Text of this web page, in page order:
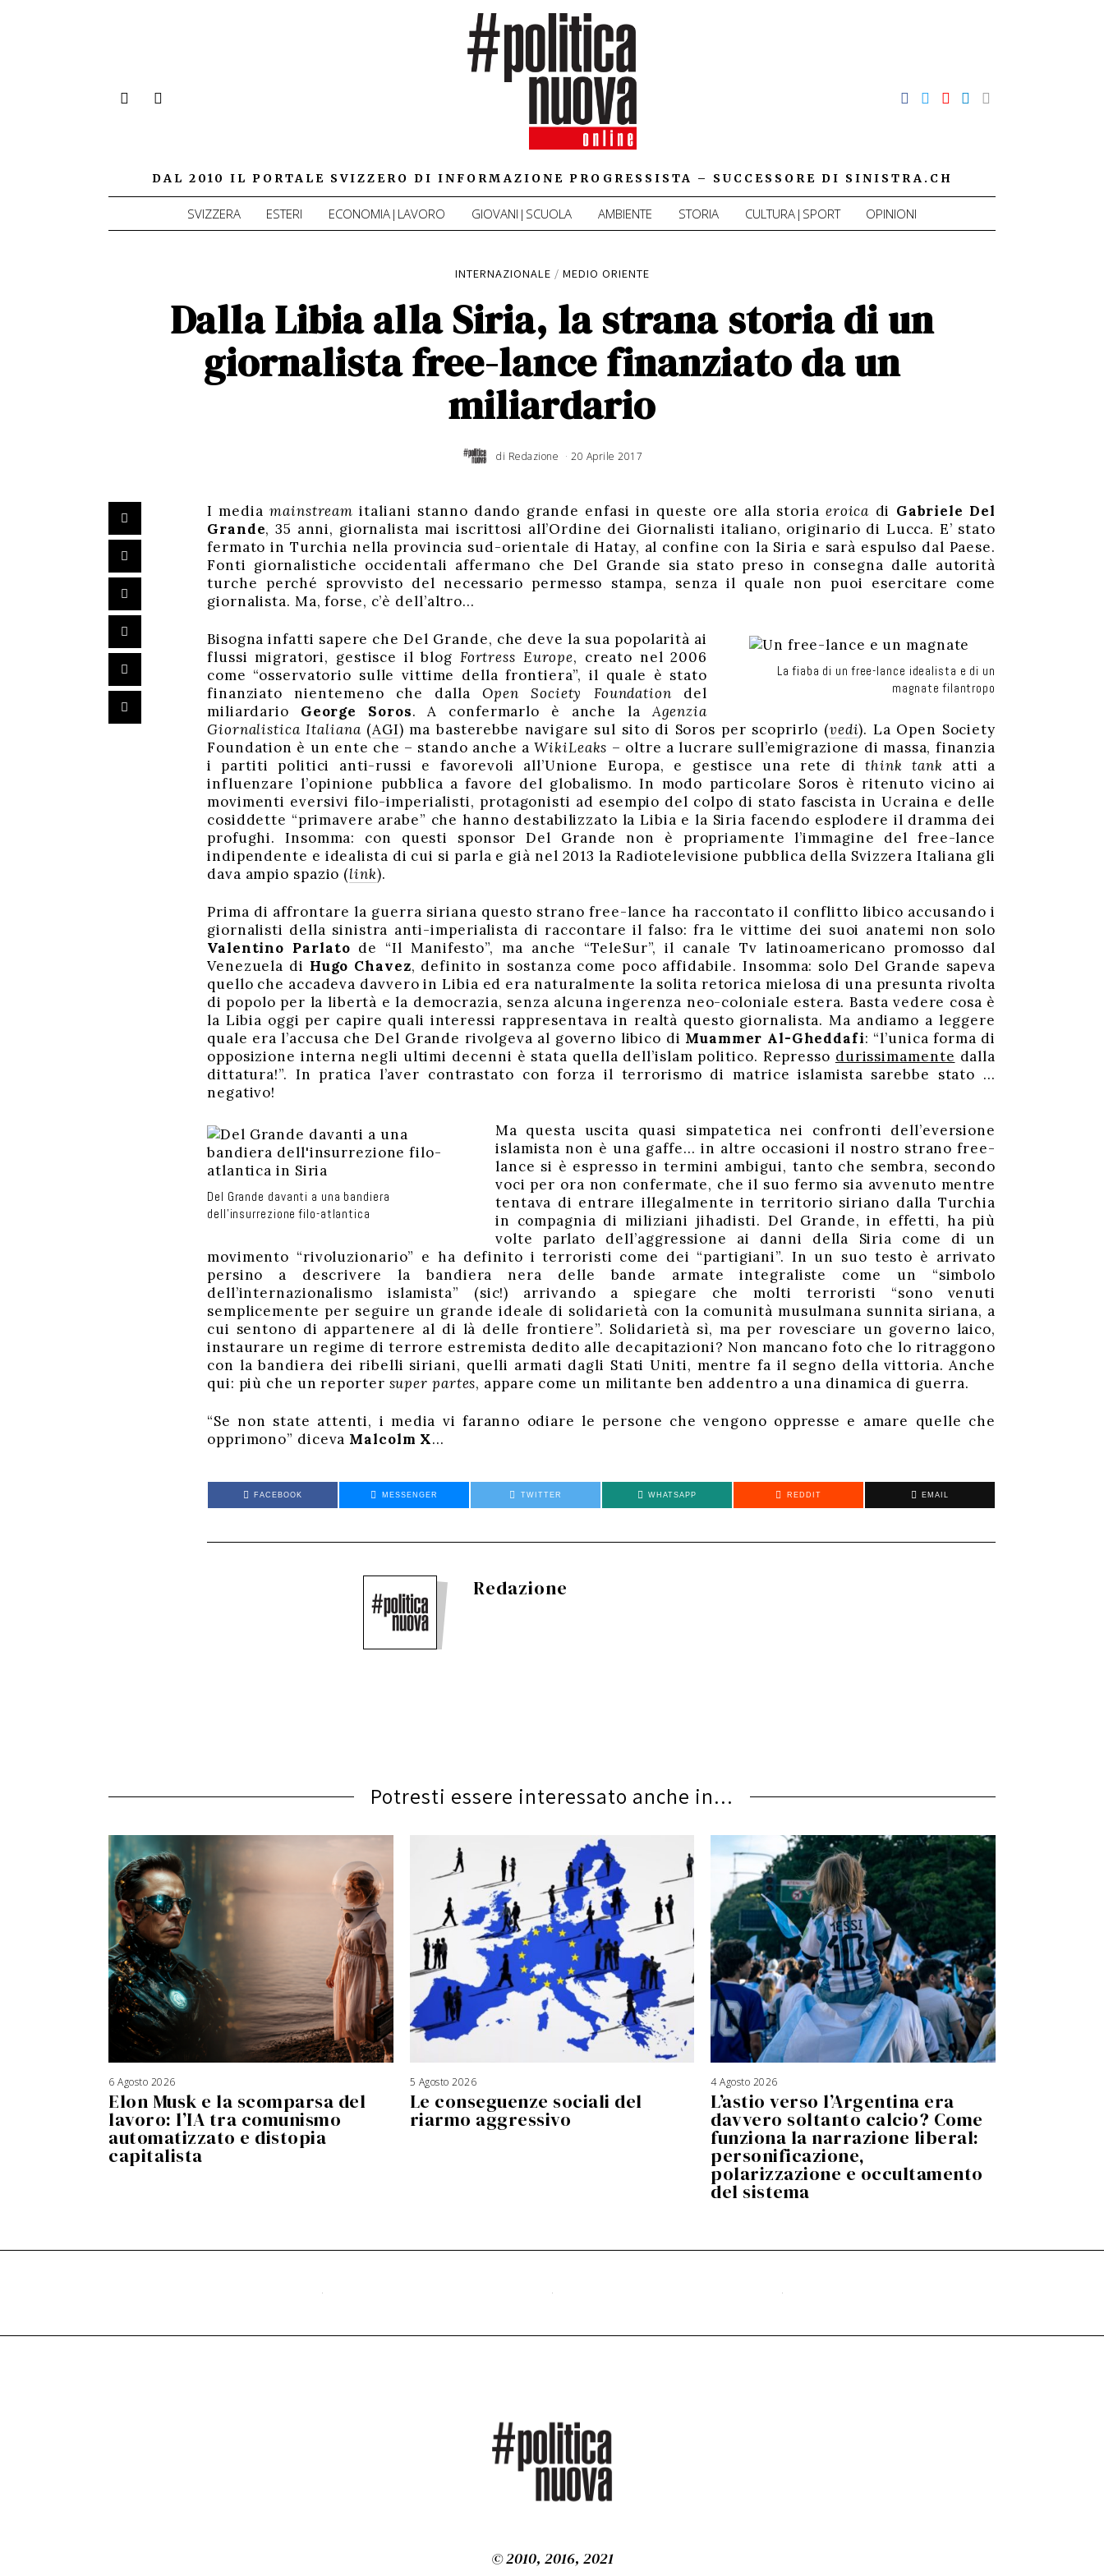
DAL 2010 IL PORTALE SVIZZERO DI INFORMAZIONE PROGRESSISTA – SUCCESSORE DI SINISTRA.CH
SVIZZERA ESTERI ECONOMIA|LAVORO GIOVANI|SCUOLA AMBIENTE STORIA CULTURA|SPORT OPINIONI
INTERNAZIONALE / MEDIO ORIENTE
Dalla Libia alla Siria, la strana storia di un
giornalista free-lance finanziato da un
miliardario
di Redazione 20 Aprile 2017
e
2
0
1
7
I mediamainstream italiani stanno dando grande enfasi in queste ore alla storia eroica di Gabriele Del
Grande, 35 anni, giornalista mai iscrittosi all’Ordine dei Giornalisti italiano, originario di Lucca. E’ stato
fermato in Turchia nella provincia sud-orientale di Hatay, al confine con la Siria e sarà espulso dal Paese.
Fonti giornalistiche occidentali affermano che Del Grande sia stato preso in consegna dalle autorità
turche perché sprovvisto del necessario permesso stampa, senza il quale non puoi esercitare come
giornalista. Ma, forse, c’è dell’altro…
La fiaba di un free-lance idealista e di un
magnate filantropo
Bisogna infatti sapere che Del Grande, che deve la sua popolarità ai
flussi migratori, gestisce il blog Fortress Europe, creato nel 2006
come “osservatorio sulle vittime della frontiera”, il quale è stato
finanziato nientemeno che dallaOpen Society Foundation del
miliardario George Soros. A confermarlo è anche laAgenzia
Giornalistica Italiana (AGI) ma basterebbe navigare sul sito di Soros per scoprirlo (vedi). La Open Society
Foundation è un ente che – stando anche aWikiLeaks – oltre a lucrare sull’emigrazione di massa, finanzia
i partiti politici anti-russi e favorevoli all’Unione Europa, e gestisce una rete di think tank atti a
influenzare l’opinione pubblica a favore del globalismo. In modo particolare Soros è ritenuto vicino ai
movimenti eversivi filo-imperialisti, protagonisti ad esempio del colpo di stato fascista in Ucraina e delle
cosiddette “primavere arabe” che hanno destabilizzato la Libia e la Siria facendo esplodere il dramma dei
profughi. Insomma: con questi sponsor Del Grande non è propriamente l’immagine del free-lance
indipendente e idealista di cui si parla e già nel 2013 la Radiotelevisione pubblica della Svizzera Italiana gli
dava ampio spazio (link).
Prima di affrontare la guerra siriana questo strano free-lance ha raccontato il conflitto libico accusando i
giornalisti della sinistra anti-imperialista di raccontare il falso: fra le vittime dei suoi anatemi non solo
Valentino Parlato de “Il Manifesto”, ma anche “TeleSur”, il canale Tv latinoamericano promosso dal
Venezuela di Hugo Chavez, definito in sostanza come poco affidabile. Insomma: solo Del Grande sapeva
quello che accadeva davvero in Libia ed era naturalmente la solita retorica mielosa di una presunta rivolta
di popolo per la libertà e la democrazia, senza alcuna ingerenza neo-coloniale estera. Basta vedere cosa è
la Libia oggi per capire quali interessi rappresentava in realtà questo giornalista. Ma andiamo a leggere
quale era l’accusa che Del Grande rivolgeva al governo libico di Muammer Al-Gheddafi: “l’unica forma di
opposizione interna negli ultimi decenni è stata quella dell’islam politico. Represso durissimamente dalla
dittatura!”. In pratica l’aver contrastato con forza il terrorismo di matrice islamista sarebbe stato …
negativo!
Del Grande davanti a una bandiera
dell’insurrezione filo-atlantica
Ma questa uscita quasi simpatetica nei confronti dell’eversione
islamista non è una gaffe… in altre occasioni il nostro strano free-
lance si è espresso in termini ambigui, tanto che sembra, secondo
voci per ora non confermate, che il suo fermo sia avvenuto mentre
tentava di entrare illegalmente in territorio siriano dalla Turchia
in compagnia di miliziani jihadisti. Del Grande, in effetti, ha più
volte parlato dell’aggressione ai danni della Siria come di un
movimento “rivoluzionario” e ha definito i terroristi come dei “partigiani”. In un suo testo è arrivato
persino a descrivere la bandiera nera delle bande armate integraliste come un “simbolo
dell’internazionalismo islamista” (sic!) arrivando a spiegare che molti terroristi “sono venuti
semplicemente per seguire un grande ideale di solidarietà con la comunità musulmana sunnita siriana, a
cui sentono di appartenere al di là delle frontiere”. Solidarietà sì, ma per rovesciare un governo laico,
instaurare un regime di terrore estremista dedito alle decapitazioni? Non mancano foto che lo ritraggono
con la bandiera dei ribelli siriani, quelli armati dagli Stati Uniti, mentre fa il segno della vittoria. Anche
qui: più che un reporter super partes, appare come un militante ben addentro a una dinamica di guerra.
“Se non state attenti, i media vi faranno odiare le persone che vengono oppresse e amare quelle che
opprimono” diceva Malcolm X…
FACEBOOK MESSENGER TWITTER WHATSAPP REDDIT EMAIL
Redazione
Potresti essere interessato anche in...
6 Agosto 2026
Elon Musk e la scomparsa del
lavoro: l’IA tra comunismo
automatizzato e distopia
capitalista
5 Agosto 2026
Le conseguenze sociali del
riarmo aggressivo
4 Agosto 2026
g
o
s
t
o
2
0
2
6
L’astio verso l’Argentina era
davvero soltanto calcio? Come
funziona la narrazione liberal:
personificazione,
polarizzazione e occultamento
del sistema
© 2010, 2016, 2021